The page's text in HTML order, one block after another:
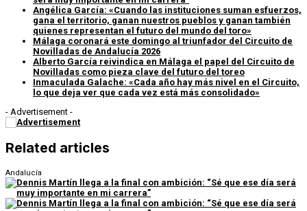
Angélica García: «Cuando las instituciones suman esfuerzos,
gana el territorio, ganan nuestros pueblos y ganan también
quienes representan el futuro del mundo del toro»
Málaga coronará este domingo al triunfador del Circuito de
Novilladas de Andalucía 2026
Alberto García reivindica en Málaga el papel del Circuito de
Novilladas como pieza clave del futuro del toreo
Inmaculada Galache: «Cada año hay más nivel en el Circuito,
lo que deja ver que cada vez está más consolidado»
- Advertisement -
Related articles
Andalucía